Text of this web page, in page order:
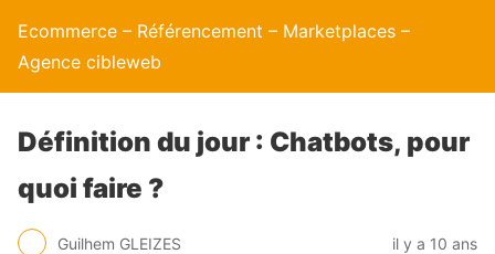
Ecommerce – Référencement – Marketplaces –
Agence cibleweb
Définition du jour : Chatbots, pour
quoi faire ?
Guilhem GLEIZES il y a 10 ans